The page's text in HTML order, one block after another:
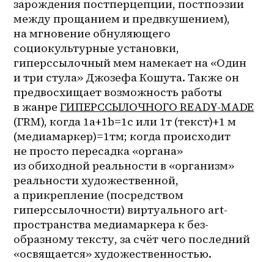
зарождения постперцепции, постпоэзии
между прощанием и предвкушением),
на мгновение обнуляющего
социокультурные установки,
гиперссылочный мем намекает на «Один
и три стула» Джозефа Кошута. Также он
предвосхищает возможность работы
в жанре ГИПЕРССЫЛОЧНОГО READY-MADE
(ГRM), когда 1a+1b=1c или 1т (текст)+1 м
(медиамаркер)=1тм; когда происходит
не просто пересадка «органа»
из обиходной реальности в «организм»
реальности художественной,
а прикрепление (посредством
гиперссылочности) виртуального art-
пространства медиамаркера к без-
образному тексту, за счёт чего последний
«освящается» художественностью.